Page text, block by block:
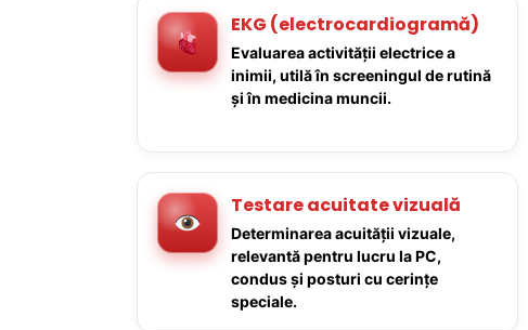
EKG (electrocardiogramă)
Evaluarea activității electrice a
inimii, utilă în screeningul de rutină
și în medicina muncii.
Testare acuitate vizuală
Determinarea acuității vizuale,
relevantă pentru lucru la PC,
condus și posturi cu cerințe
speciale.